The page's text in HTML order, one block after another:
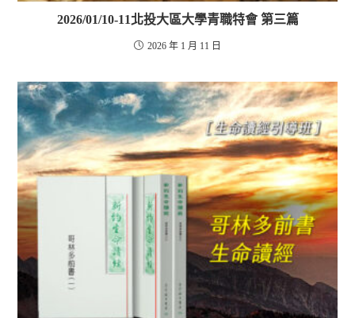
2026/01/10-11北投大區大學青職特會 第三篇
2026 年 1 月 11 日